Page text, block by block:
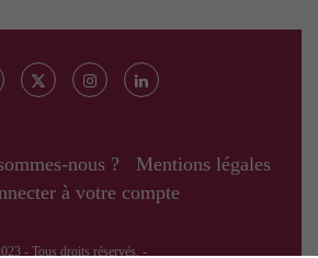
nous ?
Mentions légales
à votre compte
- Tous droits réservés. -